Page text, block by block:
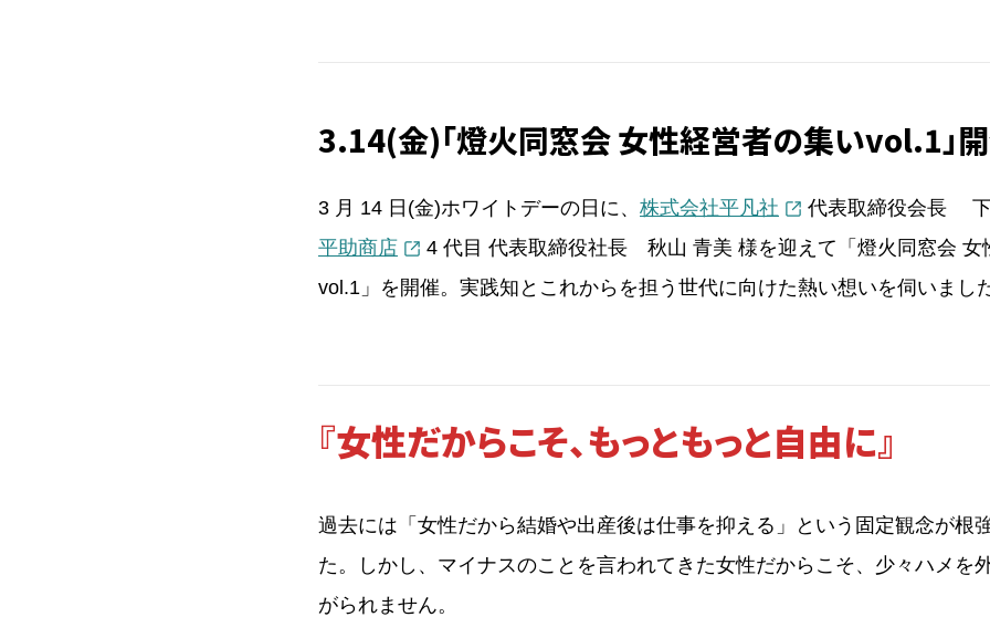
3.14(金)「燈火同窓会 女性経営者の集いvol.1」
3 月 14 日(金)ホワイトデーの日に、 株式会社平凡社
代表取締役会長
平助商店
4 代目 代表取締役社長 秋山 青美 様を迎えて「燈火同窓会 女
vol.1」を開催。実践知とこれからを担う世代に向けた熱い想いを伺いまし
『女性だからこそ、もっともっと自由に』
過去には「女性だから結婚や出産後は仕事を抑える」という固定観念が根
た。しかし、マイナスのことを言われてきた女性だからこそ、少々ハメを
がられません。